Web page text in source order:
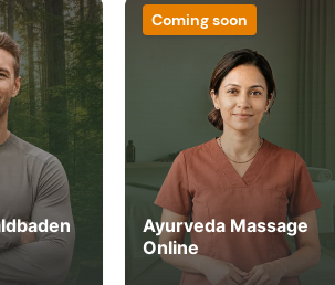
Coming soon
Ayurveda Massage
Online